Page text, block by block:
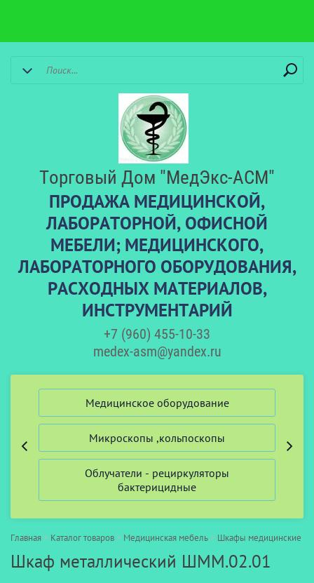
Торговый Дом "МедЭкс-АСМ"
ПРОДАЖА МЕДИЦИНСКОЙ,
ЛАБОРАТОРНОЙ, ОФИСНОЙ
МЕБЕЛИ; МЕДИЦИНСКОГО,
ЛАБОРАТОРНОГО ОБОРУДОВАНИЯ,
РАСХОДНЫХ МАТЕРИАЛОВ,
ИНСТРУМЕНТАРИЙ
+7 (960) 455-10-33
medex-asm@yandex.ru
Медицинское оборудование
Микроскопы ,кольпоскопы
Облучатели - рециркуляторы
бактерицидные
Главная > Каталог товаров > Медицинская мебель > Шкафы медицинские
Шкаф металлический ШММ.02.01